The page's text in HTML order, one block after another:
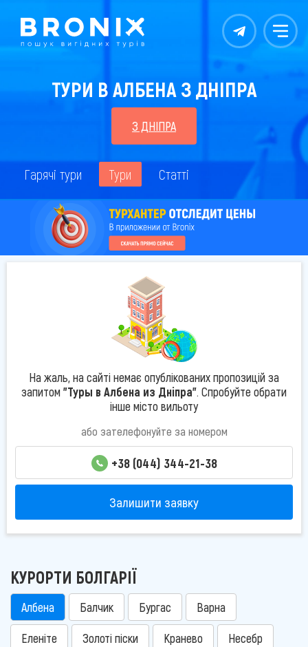
Контакты Меню
ТУРИ В АЛБЕНА З ДНІПРА
З ДНІПРА
Гарячі тури Тури Статті
На жаль, на сайті немає опублікованих пропозицій за
запитом "Туры в Албена из Дніпра". Спробуйте обрати
інше місто вильоту
або зателефонуйте за номером
+38 (044) 344-21-38
Залишити заявку
КУРОРТИ БОЛГАРІЇ
Албена Балчик Бургас Варна
Еленіте Золоті піски Кранево Несебр